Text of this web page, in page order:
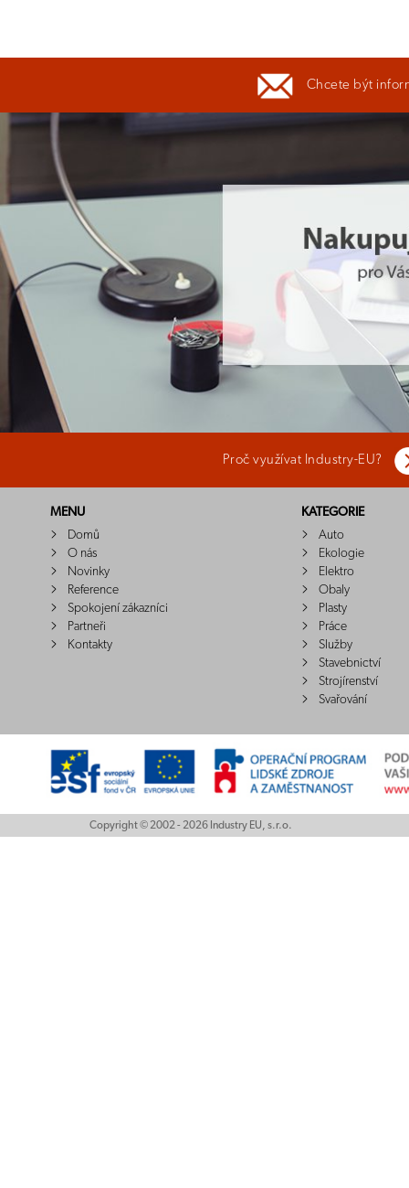
Chcete být
Proč využívat Industry-EU?
MENU
Domů
O nás
Novinky
Reference
Spokojení zákazníci
Partneři
Kontakty
KATEGORIE
Auto
Ekologie
Elektro
Obaly
Plasty
Práce
Služby
Stavebnictví
Strojírenství
Svařování
Copyright © 2002 - 2026 Industry EU, s.r.o.